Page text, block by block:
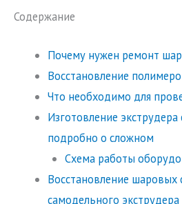
Содержание
Почему нужен ремонт
Восстановление
Что необходимо для
Изготовление
подробно о сложном
Схема работы
Восстановление
самодельного экструдера